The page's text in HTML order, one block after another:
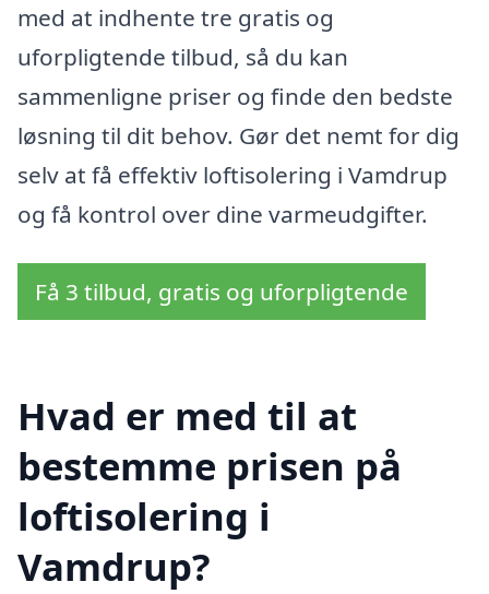
med at indhente tre gratis og
uforpligtende tilbud, så du kan
sammenligne priser og finde den bedste
løsning til dit behov. Gør det nemt for dig
selv at få effektiv loftisolering i Vamdrup
og få kontrol over dine varmeudgifter.
Få 3 tilbud, gratis og uforpligtende
Hvad er med til at
bestemme prisen på
loftisolering i
Vamdrup?